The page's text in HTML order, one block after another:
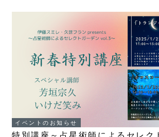
イベントのお知らせ
特別講座～占星術師によるセレク